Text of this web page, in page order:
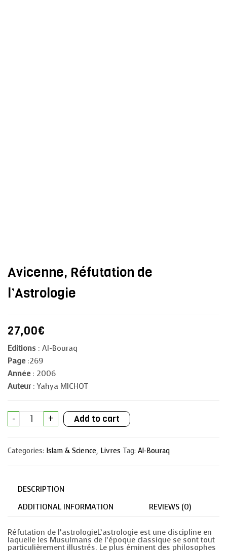
Avicenne, Réfutation de
l’Astrologie
27,00€
Editions : Al-Bouraq
Page:269
Année : 2006
Auteur : Yahya MICHOT
- Avicenne,
Réfutation
de
+ Add to cart
Categories: Islam & Science, Livres Tag: Al-Bouraq
DESCRIPTION
ADDITIONAL INFORMATION
REVIEWS (0)
Réfutation de l’astrologieL’astrologie est une discipline en
laquelle les Musulmans de l’époque classique se sont tout
particulièrement illustrés. Le plus éminent des philosophes